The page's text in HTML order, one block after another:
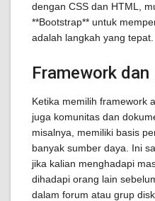
dengan CSS dan HTML,
**Bootstrap** untuk
adalah langkah yang tepat.
Framework
Ketika memilih framework
juga komunitas dan
misalnya, memiliki basis
banyak sumber daya. Ini
jika kalian menghadapi
dihadapi orang lain
dalam forum atau grup